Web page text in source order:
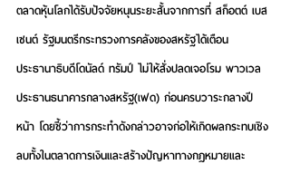
ตลาดหุ้นโลกได้รับปัจจัยหนุนระยะสั้นจากการที่ สก็อตต์ เบส
เซนต์ รัฐมนตรีกระทรวงการคลังของสหรัฐได้เตือน
ประธานาธิบดีโดนัลด์ ทรัมป์ ไม่ให้สั่งปลดเจอโรม พาวเวล
ประธานธนาคารกลางสหรัฐ(เฟด) ก่อนครบวาระกลางปี
หน้า โดยชี้ว่าการกระทำดังกล่าวอาจก่อให้เกิดผลกระทบเชิง
ลบทั้งในตลาดการเงินและสร้างปัญหาทางกฎหมายและ